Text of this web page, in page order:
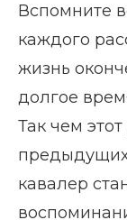
Вспомните
каждого
жизнь
долгое
Так чем
кавалер